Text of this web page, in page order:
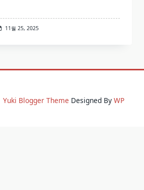
11월 25, 2025
Yuki Blogger Theme Designed By WP